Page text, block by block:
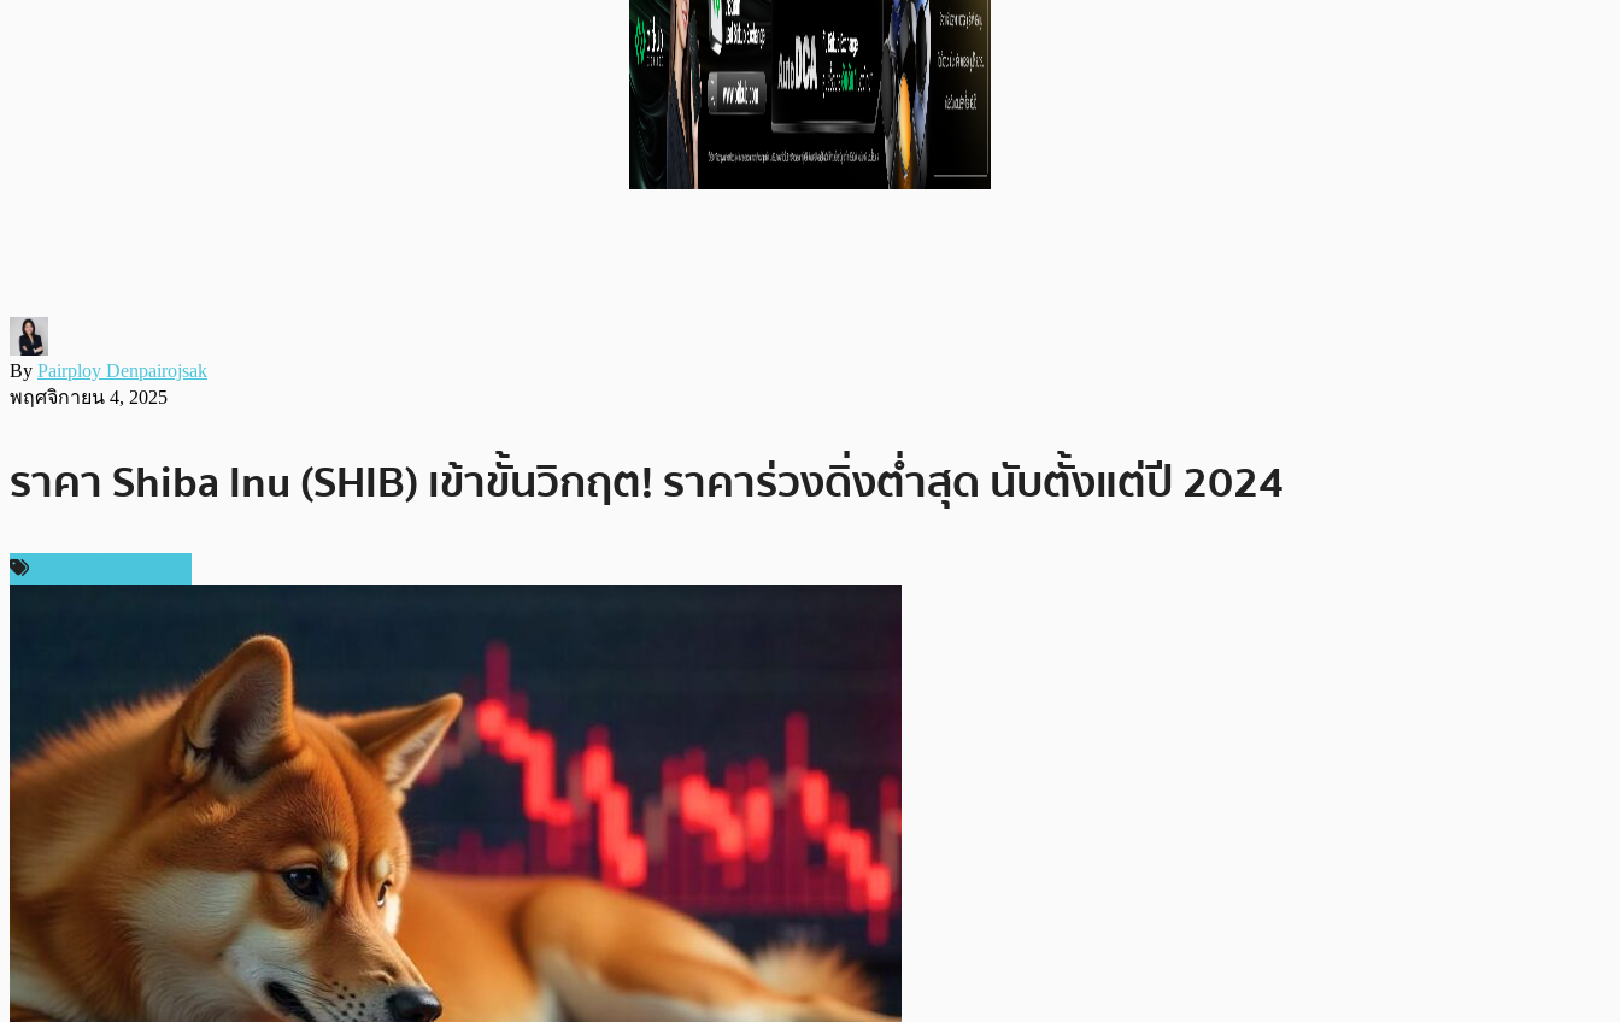
By Pairploy Denpairojsak
พฤศจิกายน 4, 2025
ราคา Shiba Inu (SHIB) เข้าขั้นวิกฤต! ราคาร่วงดิ่งต่ำสุด นับตั้งแต่ปี 2024